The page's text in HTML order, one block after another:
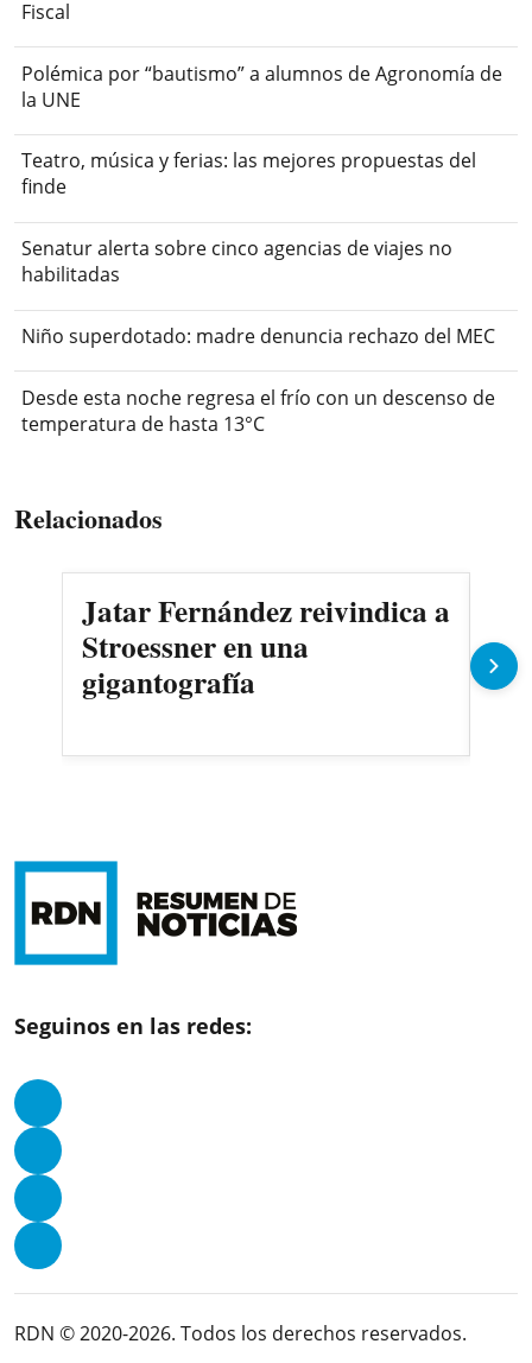
Fiscal
Polémica por “bautismo” a alumnos de Agronomía de
la UNE
Teatro, música y ferias: las mejores propuestas del
finde
Senatur alerta sobre cinco agencias de viajes no
habilitadas
Niño superdotado: madre denuncia rechazo del MEC
Desde esta noche regresa el frío con un descenso de
temperatura de hasta 13°C
Relacionados
Jatar Fernández reivindica a
Stroessner en una
gigantografía
Seguinos en las redes:
RDN © 2020-2026. Todos los derechos reservados.